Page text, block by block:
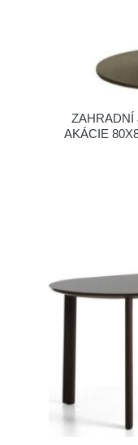
ZAHRADNÍ
AKÁCIE